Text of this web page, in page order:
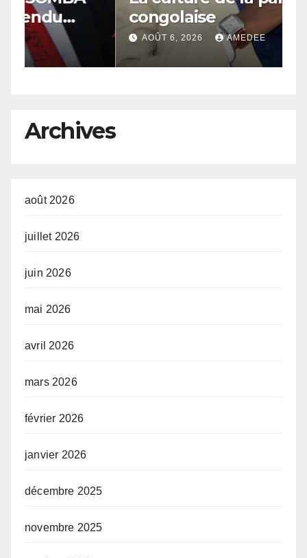
congolaise
AOÛT 6, 2026 AMEDEE
Archives
août 2026
juillet 2026
juin 2026
mai 2026
avril 2026
mars 2026
février 2026
janvier 2026
décembre 2025
novembre 2025